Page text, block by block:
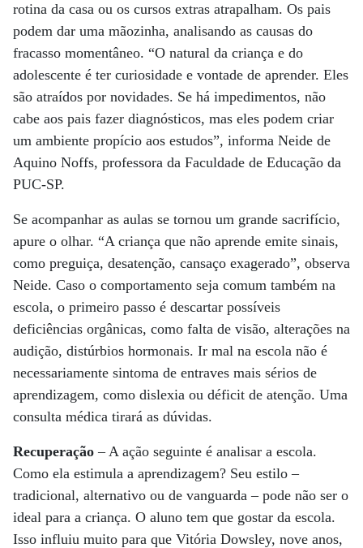
rotina da casa ou os cursos extras atrapalham. Os pais
podem dar uma mãozinha, analisando as causas do
fracasso momentâneo. “O natural da criança e do
adolescente é ter curiosidade e vontade de aprender. Eles
são atraídos por novidades. Se há impedimentos, não
cabe aos pais fazer diagnósticos, mas eles podem criar
um ambiente propício aos estudos”, informa Neide de
Aquino Noffs, professora da Faculdade de Educação da
PUC-SP.
Se acompanhar as aulas se tornou um grande sacrifício,
apure o olhar. “A criança que não aprende emite sinais,
como preguiça, desatenção, cansaço exagerado”, observa
Neide. Caso o comportamento seja comum também na
escola, o primeiro passo é descartar possíveis
deficiências orgânicas, como falta de visão, alterações na
audição, distúrbios hormonais. Ir mal na escola não é
necessariamente sintoma de entraves mais sérios de
aprendizagem, como dislexia ou déficit de atenção. Uma
consulta médica tirará as dúvidas.
Recuperação– A ação seguinte é analisar a escola.
Como ela estimula a aprendizagem? Seu estilo –
tradicional, alternativo ou de vanguarda – pode não ser o
ideal para a criança. O aluno tem que gostar da escola.
Isso influiu muito para que Vitória Dowsley, nove anos,